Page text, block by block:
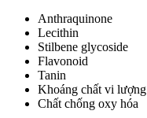
Anthraquinone
Lecithin
Stilbene glycoside
Flavonoid
Tanin
Khoáng chất vi lượng
Chất chống oxy hóa